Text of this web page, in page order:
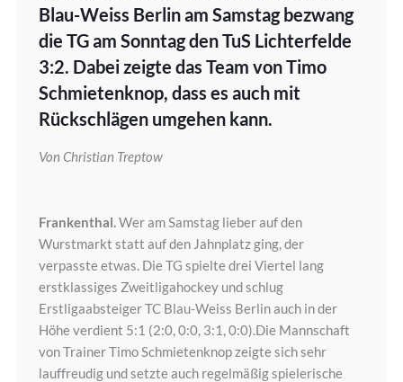
Blau-Weiss Berlin am Samstag bezwang
die TG am Sonntag den TuS Lichterfelde
3:2. Dabei zeigte das Team von Timo
Schmietenknop, dass es auch mit
Rückschlägen umgehen kann.
Von Christian Treptow
Frankenthal.Wer am Samstag lieber auf den
Wurstmarkt statt auf den Jahnplatz ging, der
verpasste etwas. Die TG spielte drei Viertel lang
erstklassiges Zweitligahockey und schlug
Erstligaabsteiger TC Blau-Weiss Berlin auch in der
Höhe verdient 5:1 (2:0, 0:0, 3:1, 0:0).Die Mannschaft
von Trainer Timo Schmietenknop zeigte sich sehr
lauffreudig und setzte auch regelmäßig spielerische